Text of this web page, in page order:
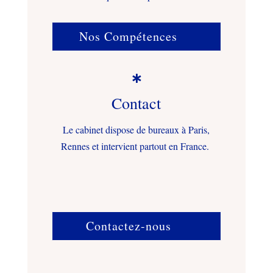
Nos Compétences

Contact
Le cabinet dispose de bureaux à Paris,
Rennes et intervient partout en France.
Contactez-nous